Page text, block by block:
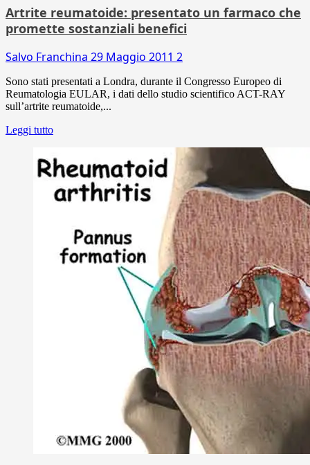
Artrite reumatoide: presentato un farmaco che
promette sostanziali benefici
Salvo Franchina 29 Maggio 2011 2
Sono stati presentati a Londra, durante il Congresso Europeo di
Reumatologia EULAR, i dati dello studio scientifico ACT-RAY
sull’artrite reumatoide,...
Leggi tutto